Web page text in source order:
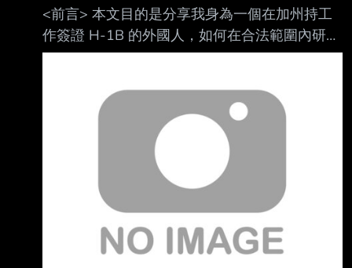
<前言> 本文目的是分享我身為一個在加州持工
作簽證 H-1B 的外國人，如何在合法範圍內研究
並 完成購槍流程的個人經驗。 本文紀錄的是我
規、各州法律、費用及店家 政策都可能隨時間
改變；每個人的移民身分、居住狀況及背景也不
盡相同。如果有實際購 槍需求，請自行查詢相
關官方機構的最新規定，並向願意承辦的店家確
認。 本人不是律師，也不是槍械方面的專業人
士，本文不構成法律意見或購槍建議，僅整理我
查到的資料與親身經歷。雖然發文前已盡量查
證，但仍可能因理解錯誤、法規更新或不